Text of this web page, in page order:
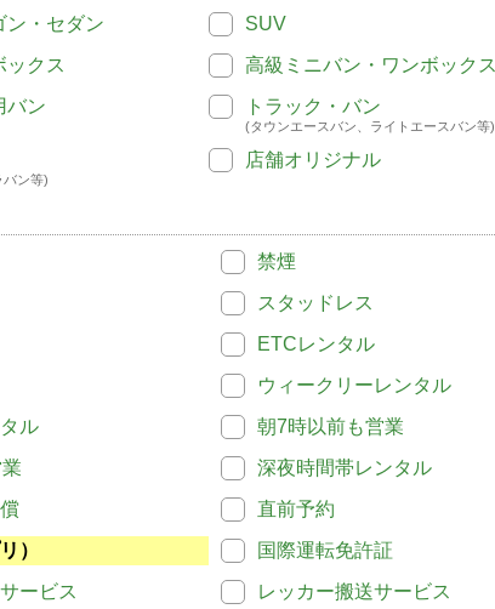
ン・セダン
SUV
ックス
高級ミニバン・ワンボックス
バン
トラック・バン
(タウンエースバン、ライトエースバン等)
バン等)
店舗オリジナル
禁煙
スタッドレス
ETCレンタル
ウィークリーレンタル
ル
朝7時以前も営業
深夜時間帯レンタル
直前予約
）
国際運転免許証
ービス
レッカー搬送サービス